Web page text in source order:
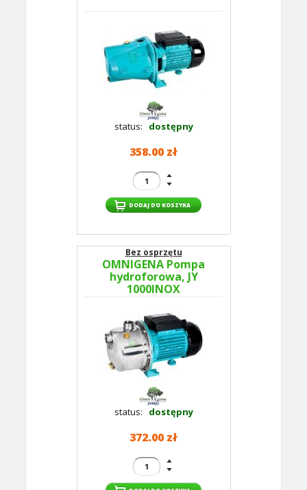
status: dostępny
358.00 zł
Bez osprzętu
OMNIGENA Pompa
hydroforowa, JY
1000INOX
status: dostępny
372.00 zł